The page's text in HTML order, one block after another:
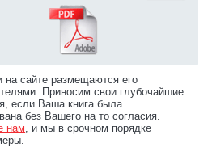
на сайте размещаются его
Приносим свои глубочайшие
если Ваша книга была
без Вашего на то согласия.
нам, и мы в срочном порядке